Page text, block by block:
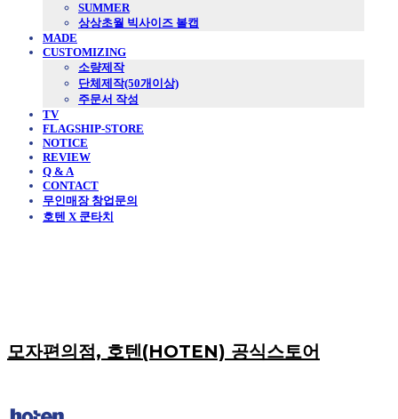
SUMMER
상상초월 빅사이즈 볼캡
MADE
CUSTOMIZING
소량제작
단체제작(50개이상)
주문서 작성
TV
FLAGSHIP-STORE
NOTICE
REVIEW
Q & A
CONTACT
무인매장 창업문의
호텐 X 쿤타치
모자편의점, 호텐(HOTEN) 공식스토어